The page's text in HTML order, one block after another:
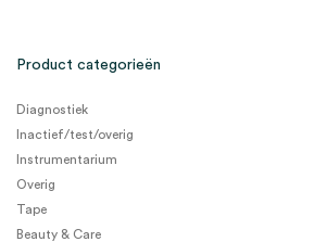
Product categorieën
Diagnostiek
Inactief/test/overig
Instrumentarium
Overig
Tape
Beauty & Care